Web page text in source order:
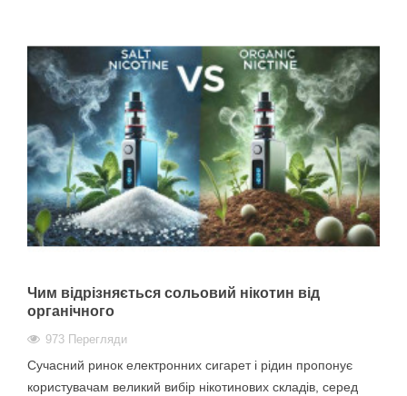
Чим відрізняється сольовий нікотин від
органічного
973 Перегляди
Сучасний ринок електронних сигарет і рідин пропонує
користувачам великий вибір нікотинових складів, серед